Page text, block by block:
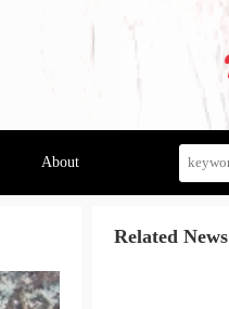
About
Related News